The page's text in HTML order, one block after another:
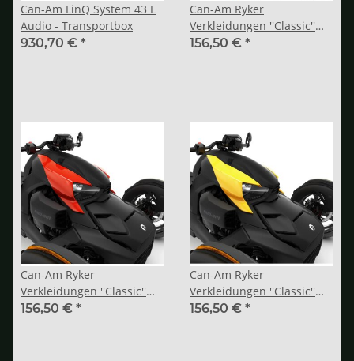
Can-Am LinQ System 43 L
Audio - Transportbox
930,70 € *
Can-Am Ryker
Verkleidungen ''Classic''
Intense Black
156,50 € *
Can-Am Ryker
Verkleidungen ''Classic''
Adrenaline Red
156,50 € *
Can-Am Ryker
Verkleidungen ''Classic''
Yellow Shock
156,50 € *